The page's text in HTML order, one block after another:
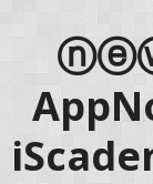
contenuto
principale
laterale
primaria
pagina